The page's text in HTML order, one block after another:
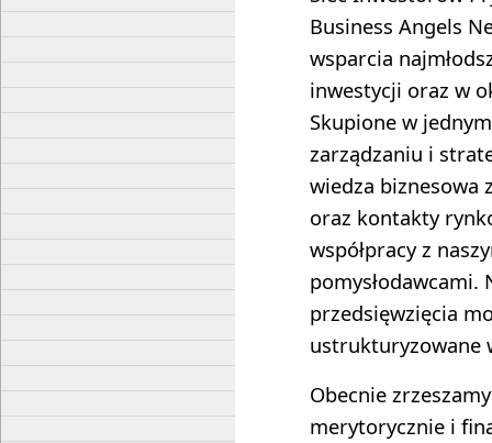
Business Angels
wsparcia
inwestycji oraz w
Skupione w
zarządzaniu i
wiedza biznesowa
oraz kontakty
współpracy z
pomysłodawcami.
przedsięwzięcia
ustrukturyzowane
Obecnie
merytorycznie i